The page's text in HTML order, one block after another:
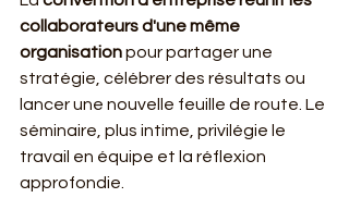
collaborateurs d'une même
organisation pour partager une
stratégie, célébrer des résultats ou
lancer une nouvelle feuille de route. Le
séminaire, plus intime, privilégie le
travail en équipe et la réflexion
approfondie.